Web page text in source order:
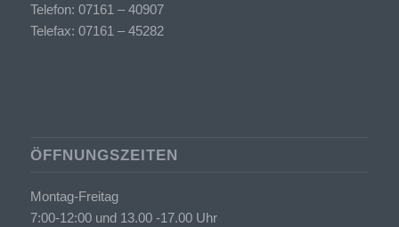
Telefon: 07161 – 40907
Telefax: 07161 – 45282
ÖFFNUNGSZEITEN
Montag-Freitag
7:00-12:00 und 13.00 -17.00 Uhr